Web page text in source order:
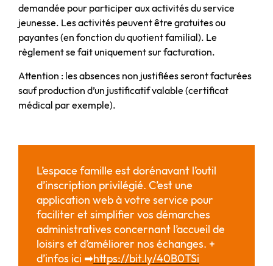
demandée pour participer aux activités du service
jeunesse. Les activités peuvent être gratuites ou
payantes (en fonction du quotient familial). Le
règlement se fait uniquement sur facturation.
Attention : les absences non justifiées seront facturées
sauf production d’un justificatif valable (certificat
médical par exemple).
L’espace famille est dorénavant l’outil
d’inscription privilégié. C’est une
application web à votre service pour
faciliter et simplifier vos démarches
administratives concernant l’accueil de
loisirs et d’améliorer nos échanges. +
d’infos ici ➡https://bit.ly/40B0TSi